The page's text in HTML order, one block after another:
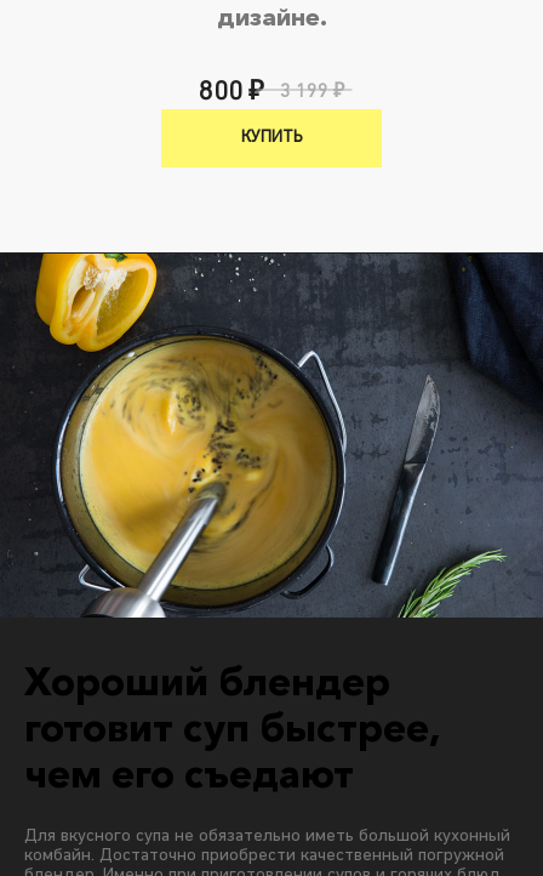
дизайне.
800 ₽ 3 199 ₽
КУПИТЬ
Хороший блендер
готовит суп быстрее,
чем его съедают
Для вкусного супа не обязательно иметь большой кухонный
комбайн. Достаточно приобрести качественный погружной